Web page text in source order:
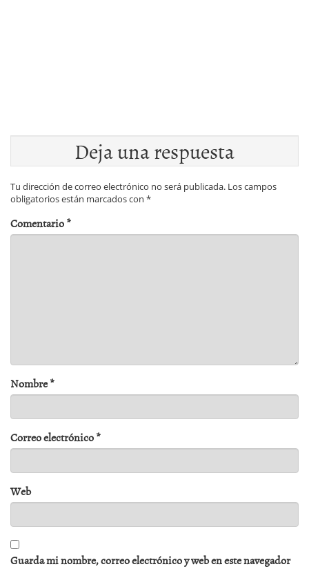
Deja una respuesta
Tu dirección de correo electrónico no será publicada. Los campos
obligatorios están marcados con *
Comentario*
Nombre*
Correo electrónico*
Web
Guarda mi nombre, correo electrónico y web en este navegador